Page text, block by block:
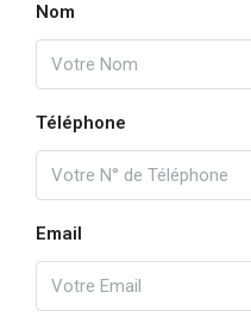
Nom
Téléphone
Email